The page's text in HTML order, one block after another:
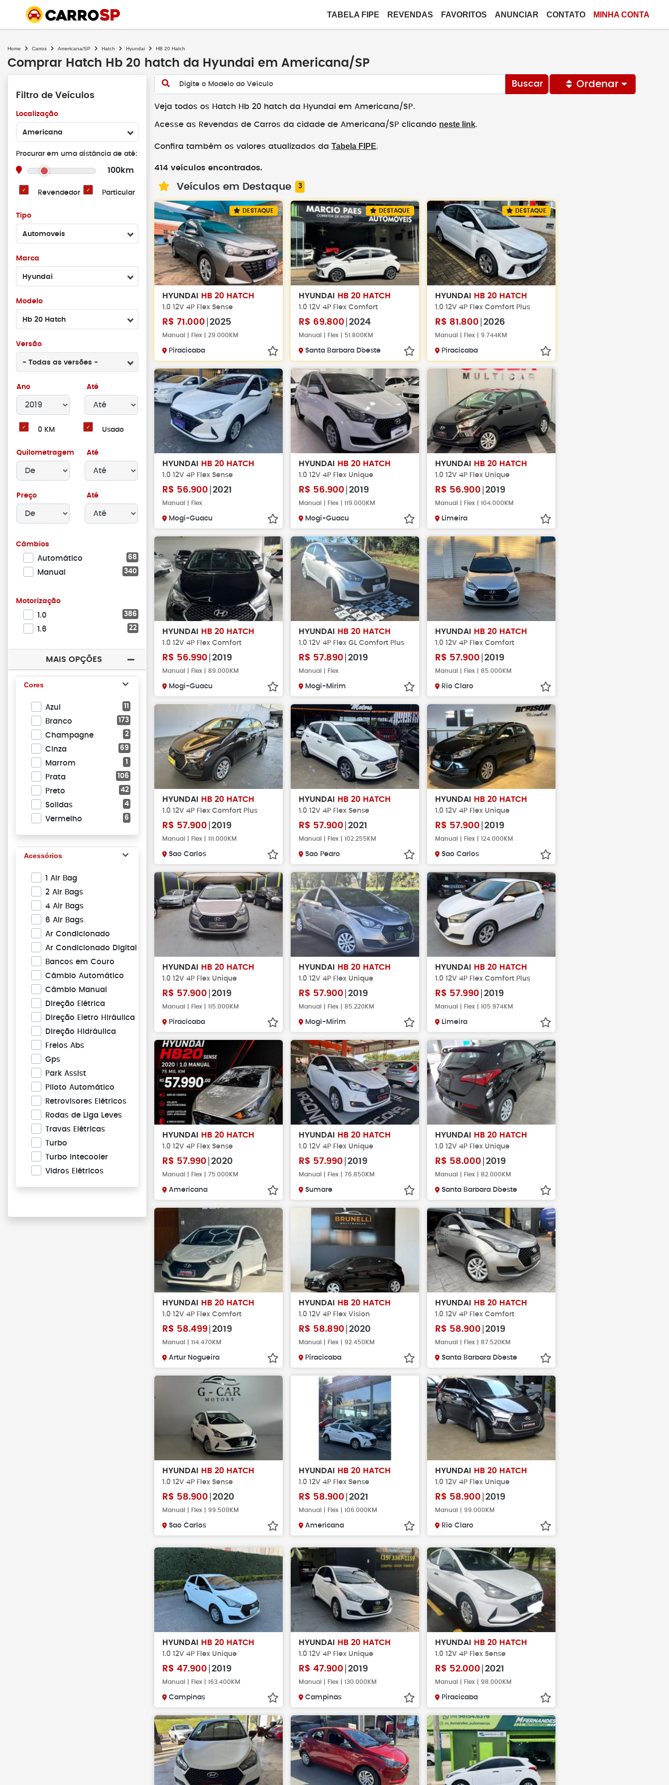
TABELA FIPE REVENDAS FAVORITOS ANUNCIAR CONTATO MINHA CONTA
Home Carros Americana/SP Hatch Hyundai HB 20 Hatch
Comprar Hatch Hb 20 hatch da Hyundai em Americana/SP
Filtro de Veículos
Localização
Americana
Procurar em uma distância de até:
100km
Revendedor Particular
Tipo
Automoveis
Marca
Hyundai
Modelo
Hb 20 Hatch
Versão
- Todas as versões -
Ano Até
0 KM Usado
Quilometragem Até
Preço Até
Câmbios
68
Automático
340
Manual
Motorização
386
1.0
22
1.6
MAIS OPÇÕES
Cores
11
Azul
173
Branco
2
Champagne
69
Cinza
1
Marrom
106
Prata
42
Preto
4
Solidas
6
Vermelho
Acessórios
1 Air Bag
2 Air Bags
4 Air Bags
6 Air Bags
Ar Condicionado
Ar Condicionado Digital
Bancos em Couro
Câmbio Automático
Câmbio Manual
Direção Elétrica
Direção Eletro Hiráulica
Direção Hidráulica
Freios Abs
Gps
Park Assist
Piloto Automático
Retrovisores Elétricos
Rodas de Liga Leves
Travas Elétricas
Turbo
Turbo Intecooler
Vidros Elétricos
Digite o Modelo do Veículo Buscar Ordenar
Veja todos os Hatch Hb 20 hatch da Hyundai em Americana/SP.
Acesse as Revendas de Carros da cidade de Americana/SP clicando neste link.
Confira também os valores atualizados da Tabela FIPE.
414 veículos encontrados.
Veículos em Destaque 3
DESTAQUE
HYUNDAI HB 20 HATCH
1.0 12V 4P Flex Sense
R$ 71.000 2025
Manual | Flex | 29.000KM
Piracicaba
DESTAQUE
HYUNDAI HB 20 HATCH
1.0 12V 4P Flex Comfort
R$ 69.800 2024
Manual | Flex | 51.800KM
Santa Barbara D´oeste
DESTAQUE
HYUNDAI HB 20 HATCH
1.0 12V 4P Flex Comfort Plus
R$ 81.800 2026
Manual | Flex | 9.744KM
Piracicaba
HYUNDAI HB 20 HATCH
1.0 12V 4P Flex Sense
R$ 56.900 2021
Manual | Flex
Mogi-Guacu
HYUNDAI HB 20 HATCH
1.0 12V 4P Flex Unique
R$ 56.900 2019
Manual | Flex | 119.000KM
Mogi-Guacu
HYUNDAI HB 20 HATCH
1.0 12V 4P Flex Unique
R$ 56.900 2019
Manual | Flex | 104.000KM
Limeira
HYUNDAI HB 20 HATCH
1.0 12V 4P Flex Comfort
R$ 56.990 2019
Manual | Flex | 89.000KM
Mogi-Guacu
HYUNDAI HB 20 HATCH
1.0 12V 4P Flex GL Comfort Plus
R$ 57.890 2019
Manual | Flex
Mogi-Mirim
HYUNDAI HB 20 HATCH
1.0 12V 4P Flex Comfort
R$ 57.900 2019
Manual | Flex | 85.000KM
Rio Claro
HYUNDAI HB 20 HATCH
1.0 12V 4P Flex Comfort Plus
R$ 57.900 2019
Manual | Flex | 111.000KM
Sao Carlos
HYUNDAI HB 20 HATCH
1.0 12V 4P Flex Sense
R$ 57.900 2021
Manual | Flex | 102.255KM
Sao Pedro
HYUNDAI HB 20 HATCH
1.0 12V 4P Flex Unique
R$ 57.900 2019
Manual | Flex | 124.000KM
Sao Carlos
HYUNDAI HB 20 HATCH
1.0 12V 4P Flex Unique
R$ 57.900 2019
Manual | Flex | 115.000KM
Piracicaba
HYUNDAI HB 20 HATCH
1.0 12V 4P Flex Unique
R$ 57.900 2019
Manual | Flex | 85.220KM
Mogi-Mirim
HYUNDAI HB 20 HATCH
1.0 12V 4P Flex Comfort Plus
R$ 57.990 2019
Manual | Flex | 105.974KM
Limeira
HYUNDAI HB 20 HATCH
1.0 12V 4P Flex Sense
R$ 57.990 2020
Manual | Flex | 75.000KM
Americana
HYUNDAI HB 20 HATCH
1.0 12V 4P Flex Unique
R$ 57.990 2019
Manual | Flex | 76.850KM
Sumare
HYUNDAI HB 20 HATCH
1.0 12V 4P Flex Unique
R$ 58.000 2019
Manual | Flex | 82.000KM
Santa Barbara D´oeste
HYUNDAI HB 20 HATCH
1.0 12V 4P Flex Comfort
R$ 58.499 2019
Manual | 114.470KM
Artur Nogueira
HYUNDAI HB 20 HATCH
1.0 12V 4P Flex Vision
R$ 58.890 2020
Manual | Flex | 92.450KM
Piracicaba
HYUNDAI HB 20 HATCH
1.0 12V 4P Flex Comfort
R$ 58.900 2019
Manual | Flex | 87.520KM
Santa Barbara D´oeste
HYUNDAI HB 20 HATCH
1.0 12V 4P Flex Sense
R$ 58.900 2020
Manual | Flex | 99.500KM
Sao Carlos
HYUNDAI HB 20 HATCH
1.0 12V 4P Flex Sense
R$ 58.900 2021
Manual | Flex | 106.000KM
Americana
HYUNDAI HB 20 HATCH
1.0 12V 4P Flex Unique
R$ 58.900 2019
Manual | 99.000KM
Rio Claro
HYUNDAI HB 20 HATCH
1.0 12V 4P Flex Unique
R$ 47.900 2019
Manual | Flex | 163.400KM
Campinas
HYUNDAI HB 20 HATCH
1.0 12V 4P Flex Unique
R$ 47.900 2019
Manual | Flex | 130.000KM
Campinas
HYUNDAI HB 20 HATCH
1.0 12V 4P Flex Sense
R$ 52.000 2021
Manual | Flex | 98.000KM
Piracicaba